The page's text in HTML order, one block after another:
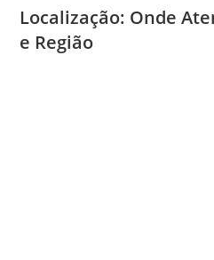
Localização: Onde
e Região